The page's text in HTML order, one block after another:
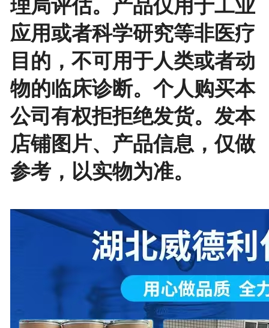
理局评估。产品仅用于工业
应用或者科学研究等非医疗
目的，不可用于人类或者动
物的临床诊断。个人购买本
公司有权拒拒绝发货。发本
店铺图片、产品信息，仅做
参考，以实物为准。